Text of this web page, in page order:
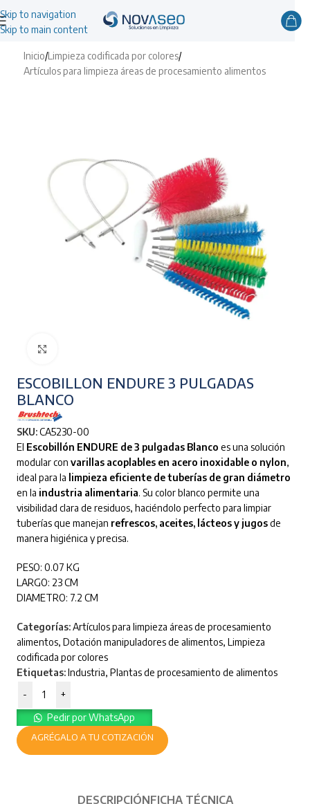
Skip to navigation
Skip to main content
Inicio/Limpieza codificada por colores/
Artículos para limpieza áreas de procesamiento alimentos
ESCOBILLON ENDURE 3 PULGADAS
BLANCO
SKU:CA5230-00
El Escobillón ENDURE de 3 pulgadas Blanco es una solución
modular con varillas acoplables en acero inoxidable o nylon,
ideal para la limpieza eficiente de tuberías de gran diámetro
en la industria alimentaria. Su color blanco permite una
visibilidad clara de residuos, haciéndolo perfecto para limpiar
tuberías que manejan refrescos, aceites, lácteos y jugosde
manera higiénica y precisa.
PESO: 0.07 KG
LARGO: 23 CM
DIAMETRO: 7.2 CM
Categorías:Artículos para limpieza áreas de procesamiento
alimentos, Dotación manipuladores de alimentos, Limpieza
codificada por colores
Etiquetas:Industria, Plantas de procesamiento de alimentos
-
+
Pedir por WhatsApp
AGRÉGALO A TU COTIZACIÓN
DESCRIPCIÓNFICHA TÉCNICA